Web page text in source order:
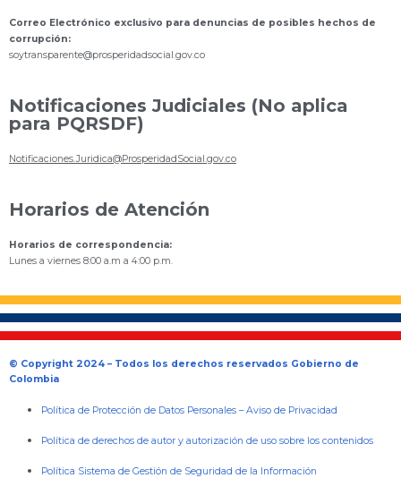
Correo Electrónico exclusivo para denuncias de posibles hechos de
corrupción:
soytransparente@prosperidadsocial.gov.co
Notificaciones Judiciales (No aplica
para PQRSDF)
Notificaciones.Juridica@ProsperidadSocial.gov.co
Horarios de Atención
Horarios de correspondencia:
Lunes a viernes 8:00 a.m a 4:00 p.m.
© Copyright 2024 – Todos los derechos reservados Gobierno de
Colombia
Política de Protección de Datos Personales –Aviso de Privacidad
Política de derechos de autor y autorización de uso sobre los contenidos
Política Sistema de Gestión de Seguridad de la Información